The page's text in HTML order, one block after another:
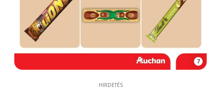
7
HIRDETÉS